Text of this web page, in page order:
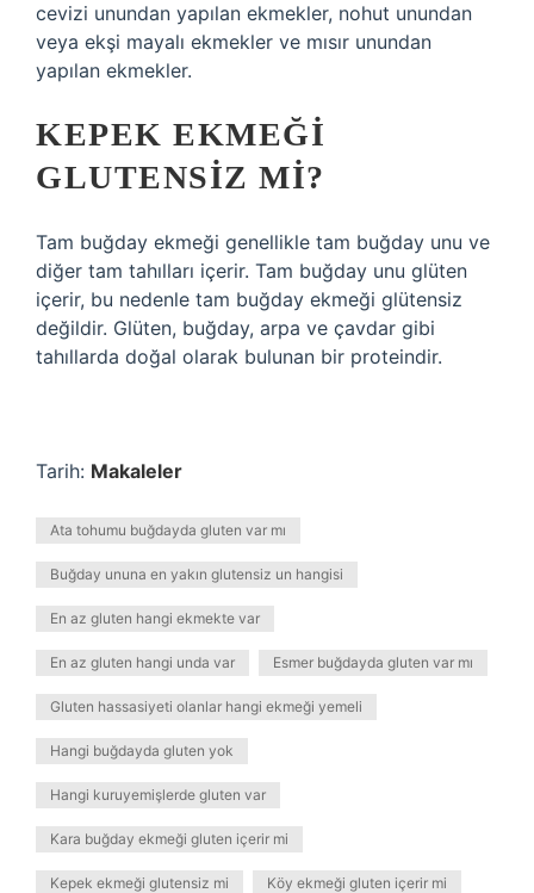
cevizi unundan yapılan ekmekler, nohut unundan
veya ekşi mayalı ekmekler ve mısır unundan
yapılan ekmekler.
KEPEK EKMEĞI
GLUTENSIZ MI?
Tam buğday ekmeği genellikle tam buğday unu ve
diğer tam tahılları içerir. Tam buğday unu glüten
içerir, bu nedenle tam buğday ekmeği glütensiz
değildir. Glüten, buğday, arpa ve çavdar gibi
tahıllarda doğal olarak bulunan bir proteindir.
Tarih: Makaleler
Ata tohumu buğdayda gluten var mı
Buğday ununa en yakın glutensiz un hangisi
En az gluten hangi ekmekte var
En az gluten hangi unda var Esmer buğdayda gluten var mı
Gluten hassasiyeti olanlar hangi ekmeği yemeli
Hangi buğdayda gluten yok
Hangi kuruyemişlerde gluten var
Kara buğday ekmeği gluten içerir mi
Kepek ekmeği glutensiz mi Köy ekmeği gluten içerir mi